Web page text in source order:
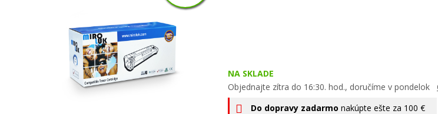
NA SKLADE
Objednajte zítra do 16:30. hod., doručíme v pondelok
Do dopravy zadarmo nakúpte ešte za 100 €